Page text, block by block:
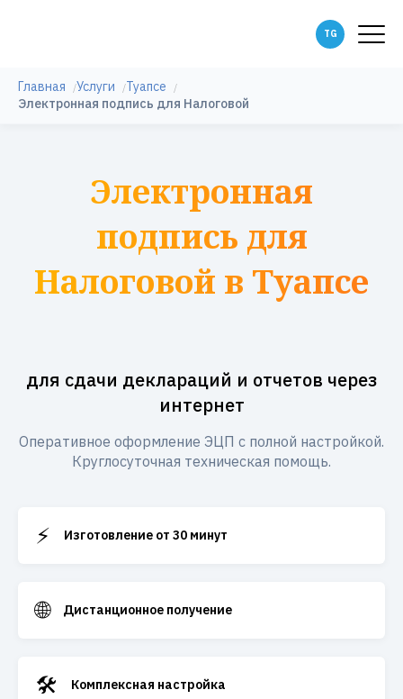
Главная Услуги
Туапсе
Электронная подпись для Налоговой
Электронная
подпись для
Налоговой в Туапсе
для сдачи деклараций и отчетов через
интернет
Оперативное оформление ЭЦП с полной настройкой.
Круглосуточная техническая помощь.
⚡ Изготовление от 30 минут
🌐 Дистанционное получение
🛠️ Комплексная настройка